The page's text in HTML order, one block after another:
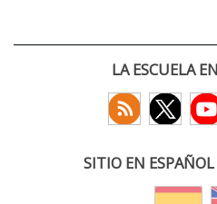
LA ESCUELA
SITIO EN